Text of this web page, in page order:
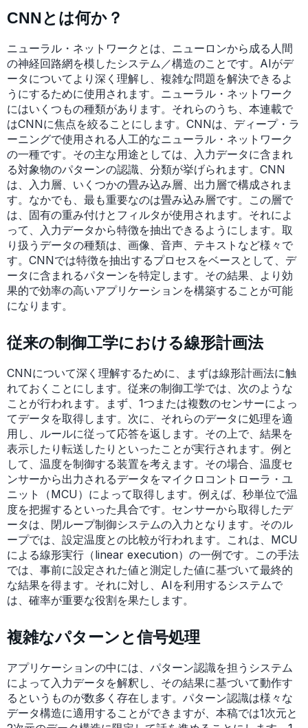
CNNとは何か？
ニューラル・ネットワークとは、ニューロンから成る人間
の神経回路網を模したシステム／構造のことです。AIがデ
ータについてより深く理解し、複雑な問題を解決できるよ
うにするために使用されます。ニューラル・ネットワーク
にはいくつもの種類があります。それらのうち、本連載で
はCNNに焦点を絞ることにします。CNNは、ディープ・ラ
ーニングで使用される人工的なニューラル・ネットワーク
の一種です。その主な用途としては、入力データに含まれ
る対象物のパターンの認識、分類が挙げられます。CNN
は、入力層、いくつかの畳み込み層、出力層で構成されま
す。なかでも、最も重要なのは畳み込み層です。この層で
は、固有の重み付けとフィルタが使用されます。それによ
って、入力データから特徴を抽出できるようにします。取
り扱うデータの種類は、画像、音声、テキストなど様々で
す。CNNでは特徴を抽出するプロセスをベースとして、デ
ータに含まれるパターンを特定します。その結果、より効
果的で効率の高いアプリケーションを構築することが可能
になります。
従来の制御工学における線形計画法
CNNについて深く理解するために、まずは線形計画法に触
れておくことにします。従来の制御工学では、次のような
ことが行われます。まず、1つまたは複数のセンサーによっ
てデータを取得します。次に、それらのデータに処理を適
用し、ルールに従って応答を返します。その上で、結果を
表示したり転送したりといったことが実行されます。例と
して、温度を制御する装置を考えます。その場合、温度セ
ンサーから出力されるデータをマイクロコントローラ・ユ
ニット（MCU）によって取得します。例えば、秒単位で温
度を把握するといった具合です。センサーから取得したデ
ータは、閉ループ制御システムの入力となります。そのル
ープでは、設定温度との比較が行われます。これは、MCU
による線形実行（linear execution）の一例です。この手法
では、事前に設定された値と測定した値に基づいて最終的
な結果を得ます。それに対し、AIを利用するシステムで
は、確率が重要な役割を果たします。
複雑なパターンと信号処理
アプリケーションの中には、パターン認識を担うシステム
によって入力データを解釈し、その結果に基づいて動作す
るというものが数多く存在します。パターン認識は様々な
データ構造に適用することができますが、本稿では1次元と